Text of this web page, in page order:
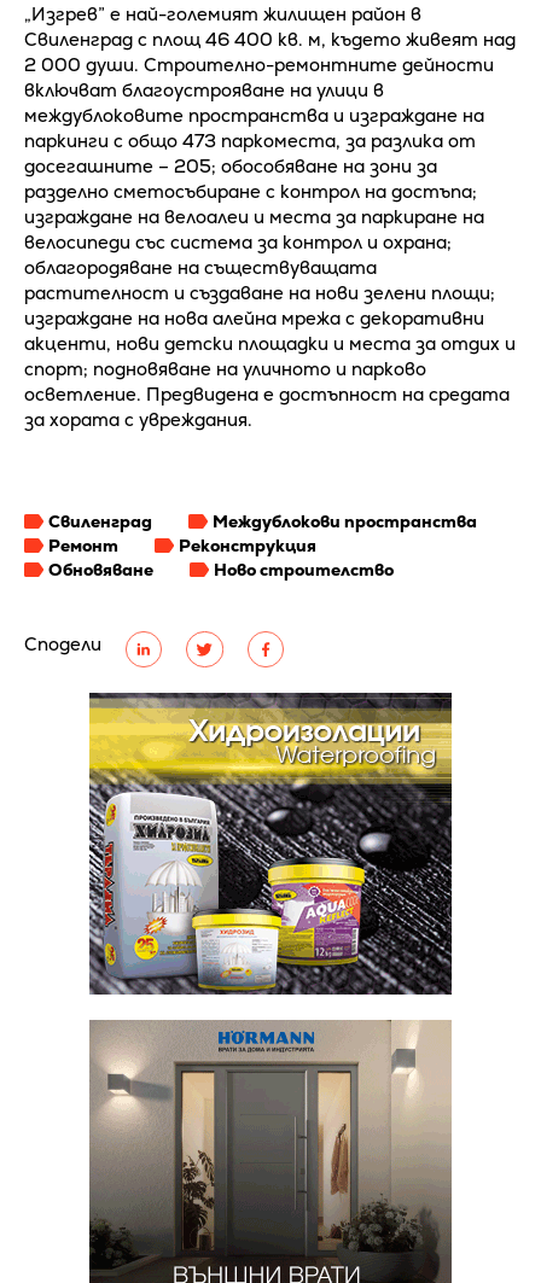
Сподели
„Изгрев” е най-големият жилищен район в
Свиленград с площ 46 400 кв. м, където живеят над
2 000 души. Строително-ремонтните дейности
включват благоустрояване на улици в
междублоковите пространства и изграждане на
паркинги с общо 473 паркоместа, за разлика от
досегашните – 205; обособяване на зони за
разделно сметосъбиране с контрол на достъпа;
изграждане на велоалеи и места за паркиране на
велосипеди със система за контрол и охрана;
облагородяване на съществуващата
растителност и създаване на нови зелени площи;
изграждане на нова алейна мрежа с декоративни
акценти, нови детски площадки и места за отдих и
спорт; подновяване на уличното и парково
осветление. Предвидена е достъпност на средата
за хората с увреждания.
Свиленград
Междублокови пространства
Ремонт
Реконструкция
Обновяване
Ново строителство